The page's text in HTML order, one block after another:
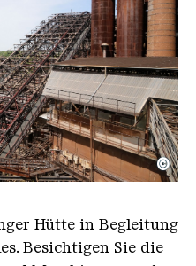
Völklinger Hütte mit
Völklinger Hütte | Karl
©
Hütte in Begleitung
Besichtigen Sie die